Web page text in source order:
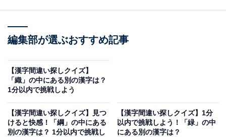
あわせて読みたい
別の漢字は？ 1分以内で挑戦しよう
次ページ 正解を見る
編集部が選ぶおすすめ記事
【漢字間違い探しクイズ】
「織」の中にある別の漢字は？
1分以内で挑戦しよう
【漢字間違い探しクイズ】見つ
けると快感！「綱」の中にある
別の漢字は？ 1分以内で挑戦し
【漢字間違い探しクイズ】1分
以内で挑戦しよう！「緑」の中
にある別の漢字は？